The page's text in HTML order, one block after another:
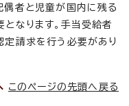
偶者と児童が国内に残る
なります。手当受給者
定請求を行う必要があり
このページの先頭へ戻る